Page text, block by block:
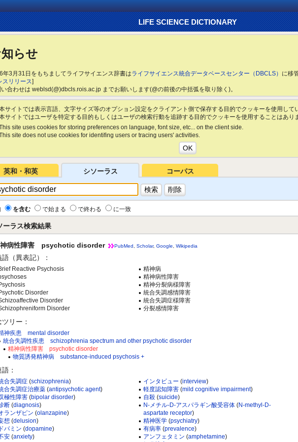
LIFE SCIENCE DICTIONARY
らせ
年3月31日をもちましてライフサイエンス辞書はライフサイエンス統合データベースセンター（DBCLS） に移
スリリース]
い合わせは weblsd(@)dbcls.rois.ac.jp までお願いします(@の前後の中括弧を取り除く)。
サイトでは表示言語、文字サイズ等のオプション設定をクライアント側で保存する目的でクッキーを使用して
サイトではユーザを特定する目的もしくはユーザの検索行動を追跡する目的でクッキーを使用することはあり
site uses cookies for storing preferences on language, font size, etc... on the client side.
site does not use cookies for identifing users or tracing users' activities.
英和・和英 シソーラス コーパス
を含む で始まる で終わる
に一致
ーラス検索結果
病性障害 psychotic disorder PubMed Scholar, Google Wikipedia
語（異表記）：
Reactive Psychosis
Disorder
Disorder
Disorder
精神病
精神病性障害
精神分裂病様障害
統合失調感情障害
統合失調症様障害
分裂感情障害
リー：
神疾患 mental disorder
統合失調性疾患 schizophrenia spectrum and other psychotic disorder
精神病性障害 psychotic disorder
物質誘発精神病 substance-induced psychosis +
：
合失調症 (schizophrenia)
合失調症治療薬 (antipsychotic agent)
極性障害 (bipolar disorder)
断 (diagnosis)
ランザピン (olanzapine)
想 (delusion)
ドパミン (dopamine)
安 (anxiety)
インタビュー (interview)
軽度認知障害 (mild cognitive impairment)
自殺 (suicide)
N-メチル-D-アスパラギン酸受容体 (N-methyl-D-
aspartate receptor)
精神医学 (psychiatry)
有病率 (prevalence)
アンフェタミン (amphetamine)